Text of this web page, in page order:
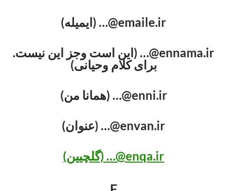
emaile.ir@… (ایمیله)
ennama.ir@… (این است وجز این نیست.
برای کلام وحیانی)
enni.ir@… (همانا من)
envan.ir@… (عنوان)
enqa.ir@… (گلچیین)